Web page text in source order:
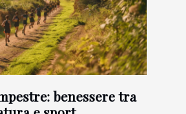
benessere tra